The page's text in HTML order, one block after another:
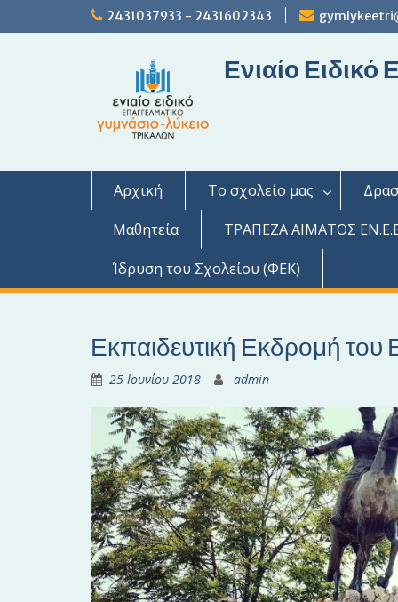
2431037933 - 2431602343
Ενιαίο
Αρχική Το σχολείο μας
Μαθητεία
ΤΡΑΠΕΖΑ ΑΙΜΑΤΟΣ
Ίδρυση του Σχολείου (ΦΕΚ)
Εκπαιδευτική Εκδρομή
25 Ιουνίου 2018 admin